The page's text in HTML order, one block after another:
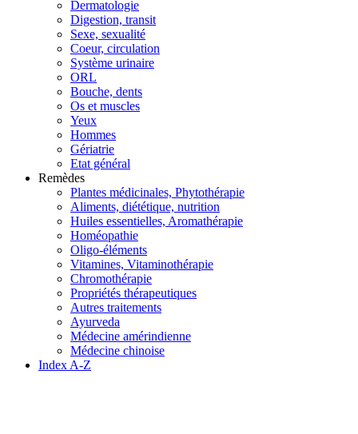
Dermatologie
Digestion, transit
Sexe, sexualité
Coeur, circulation
Système urinaire
ORL
Bouche, dents
Os et muscles
Yeux
Hommes
Gériatrie
Etat général
Remèdes
Plantes médicinales, Phytothérapie
Aliments, diététique, nutrition
Huiles essentielles, Aromathérapie
Homéopathie
Oligo-éléments
Vitamines, Vitaminothérapie
Chromothérapie
Propriétés thérapeutiques
Autres traitements
Ayurveda
Médecine amérindienne
Médecine chinoise
Index A-Z